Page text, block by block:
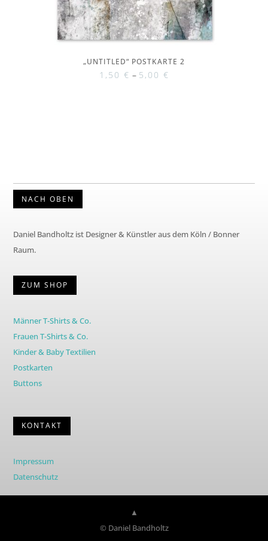
„UNTITLED“ POSTKARTE 2
1,50 € – 5,00 €
NACH OBEN
Daniel Bandholtz ist Designer & Künstler aus dem Köln / Bonner
Raum.
ZUM SHOP
Männer T-Shirts & Co.
Frauen T-Shirts & Co.
Kinder & Baby Textilien
Postkarten
Buttons
KONTAKT
Impressum
Datenschutz
▲
© Daniel Bandholtz